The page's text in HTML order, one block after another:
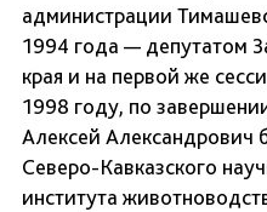
администрации
1994 года — депутатом
края и на первой же
1998 году, по
Алексей Александрович
Северо-Кавказского
института